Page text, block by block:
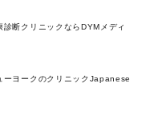
断クリニックならDYMメディ
ーヨークのクリニックJapanese